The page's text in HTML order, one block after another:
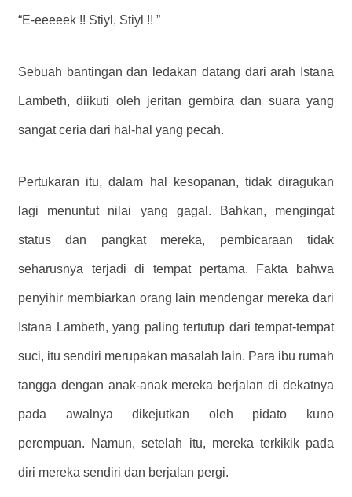
“E-eeeeek !! Stiyl, Stiyl !! ”
Sebuah bantingan dan ledakan datang dari arah Istana
Lambeth, diikuti oleh jeritan gembira dan suara yang
sangat ceria dari hal-hal yang pecah.
Pertukaran itu, dalam hal kesopanan, tidak diragukan
lagi menuntut nilai yang gagal. Bahkan, mengingat
status dan pangkat mereka, pembicaraan tidak
seharusnya terjadi di tempat pertama. Fakta bahwa
penyihir membiarkan orang lain mendengar mereka dari
Istana Lambeth, yang paling tertutup dari tempat-tempat
suci, itu sendiri merupakan masalah lain. Para ibu rumah
tangga dengan anak-anak mereka berjalan di dekatnya
pada awalnya dikejutkan oleh pidato kuno
perempuan. Namun, setelah itu, mereka terkikik pada
diri mereka sendiri dan berjalan pergi.